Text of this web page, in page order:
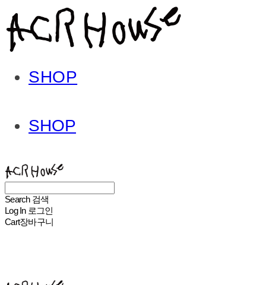
SHOP
SHOP
Search 검색
Log In 로그인
Cart장바구니